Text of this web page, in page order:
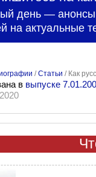
день — анонсы
на актуальные
/Статьи / Как
в выпуске